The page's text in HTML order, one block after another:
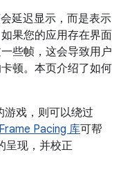
延迟显示，而是表示
果您的应用存在界面
些帧，这会导致用户
顿。 本页介绍了如何
游戏，则可以绕过
Frame Pacing 库可帮
呈现，并校正